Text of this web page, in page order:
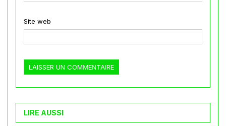
Site web
LIRE AUSSI